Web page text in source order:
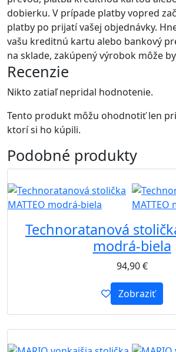
dobierku. V prípade platby vopred
platby po prijatí vašej objednávky.
vašu kreditnú kartu alebo bankový
na sklade, zakúpený výrobok môže
Recenzie
Nikto zatiaľ nepridal hodnotenie.
Tento produkt môžu ohodnotiť len
ktorí si ho kúpili.
Podobné produkty
Technoratanová
modrá-biela
94,90€
Zobraziť